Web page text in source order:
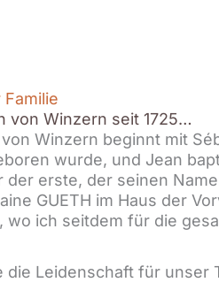
von Winzern seit 1725…
Winzern beginnt mit
wurde, und Jean
der erste, der seinen
GUETH im Haus der
wo ich seitdem für die
die Leidenschaft für unser